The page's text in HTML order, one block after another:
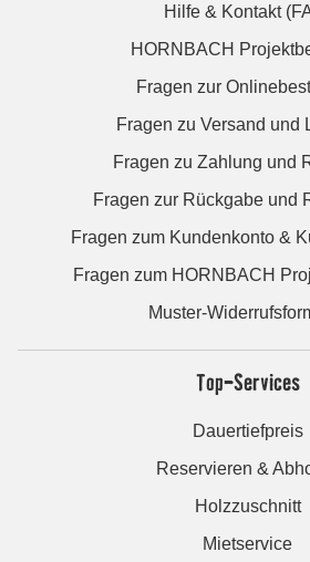
Hilfe & Kontakt
HORNBACH
Fragen zur
Fragen zu Versand und
Fragen zu Zahlung und
Fragen zur Rückgabe und
Fragen zum Kundenkonto &
Fragen zum HORNBACH
Muster-
Top-Services
Dauertiefpreis
Reservieren &
Holzzuschnitt
Mietservice